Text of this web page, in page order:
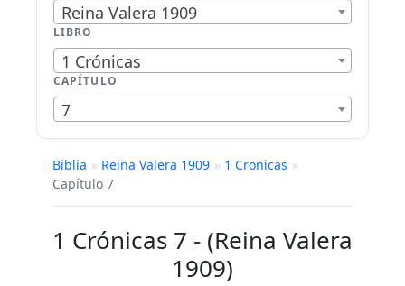
Reina Valera 1909
LIBRO
1 Crónicas
CAPÍTULO
7
Biblia » Reina Valera 1909 » 1 Cronicas »
Capítulo 7
1 Crónicas 7 - (Reina Valera
1909)